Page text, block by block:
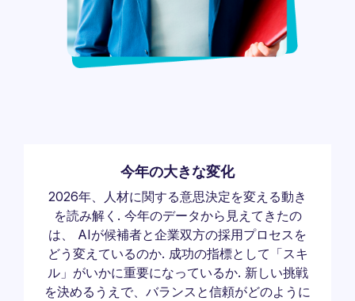
今年の大きな変化
2026年、人材に関する意思決定を変える動き
を読み解く. 今年のデータから見えてきたの
は、 AIが候補者と企業双方の採用プロセスを
どう変えているのか. 成功の指標として「スキ
ル」がいかに重要になっているか. 新しい挑戦
を決めるうえで、バランスと信頼がどのように